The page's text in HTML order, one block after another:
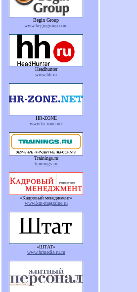
Begin Group
www.begingroup.com
Headhunter
www.hh.ru
HR-ZONE
www.hr-zone.net
Trainings.ru
trainings.ru
«Кадровый менеджмент»
www.km-magazine.ru
«ШТАТ»
www.hrmedia.ru.ru